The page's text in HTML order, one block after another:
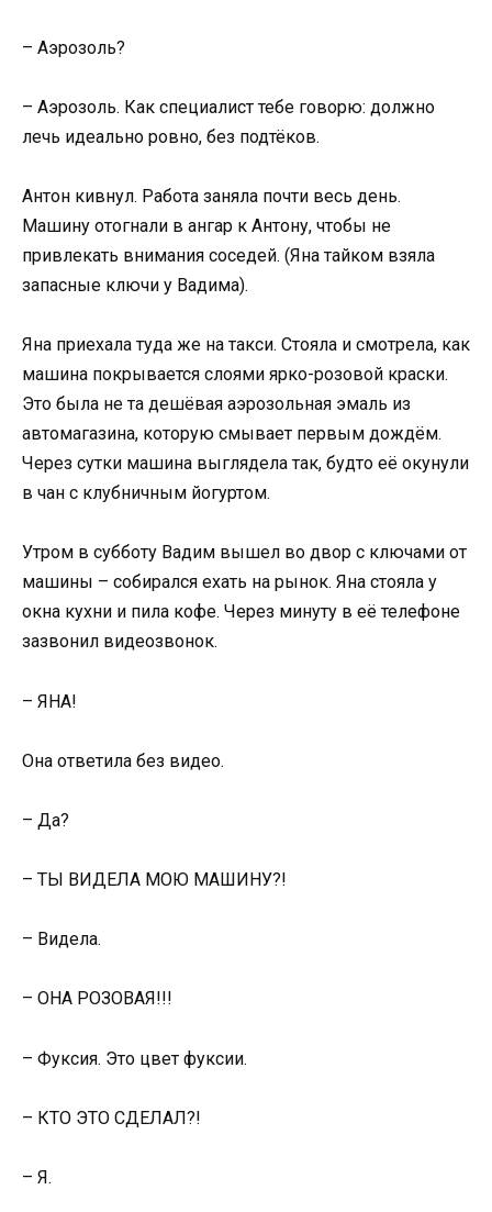
– Аэрозоль?
– Аэрозоль. Как специалист тебе говорю: должно
лечь идеально ровно, без подтёков.
Антон кивнул. Работа заняла почти весь день.
Машину отогнали в ангар к Антону, чтобы не
привлекать внимания соседей. (Яна тайком взяла
запасные ключи у Вадима).
Яна приехала туда же на такси. Стояла и смотрела, как
машина покрывается слоями ярко-розовой краски.
Это была не та дешёвая аэрозольная эмаль из
автомагазина, которую смывает первым дождём.
Через сутки машина выглядела так, будто её окунули
в чан с клубничным йогуртом.
Утром в субботу Вадим вышел во двор с ключами от
машины – собирался ехать на рынок. Яна стояла у
окна кухни и пила кофе. Через минуту в её телефоне
зазвонил видеозвонок.
– ЯНА!
Она ответила без видео.
– Да?
– ТЫ ВИДЕЛА МОЮ МАШИНУ?!
– Видела.
– ОНА РОЗОВАЯ!!!
– Фуксия. Это цвет фуксии.
– КТО ЭТО СДЕЛАЛ?!
– Я.